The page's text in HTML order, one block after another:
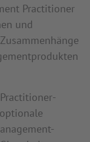
Practitioner
und